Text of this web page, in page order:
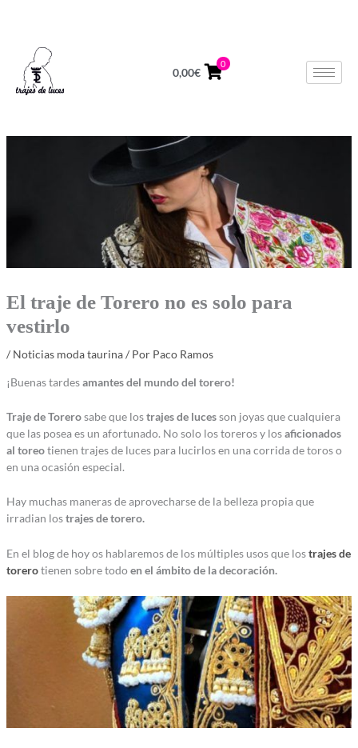
0,00€
0
El traje de Torero no es solo para
vestirlo
/ Noticias moda taurina/ Por Paco Ramos
¡Buenas tardesamantes del mundo del torero!
Traje de Torerosabe que lostrajes de lucesson joyas que cualquiera
que las posea es un afortunado. No solo los toreros y losaficionados
al toreotienen trajes de luces para lucirlos en una corrida de toros o
en una ocasión especial.
Hay muchas maneras de aprovecharse de la belleza propia que
irradian lostrajes de torero.
En el blog de hoy os hablaremos de los múltiples usos que lostrajes de
torerotienen sobre todoen el ámbito de la decoración.